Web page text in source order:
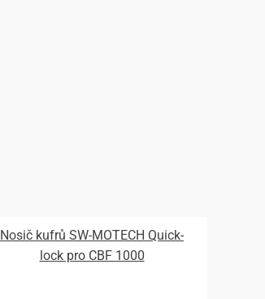
Nosič kufrů SW-MOTECH Quick-
lock pro CBF 1000